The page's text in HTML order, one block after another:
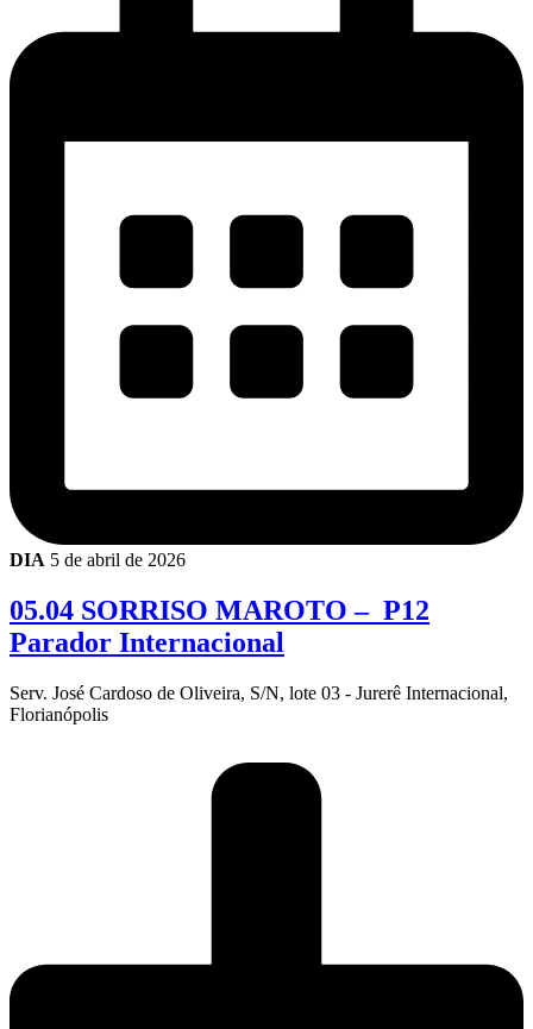
DIA 5 de abril de 2026
05.04 SORRISO MAROTO – P12
Parador Internacional
Serv. José Cardoso de Oliveira, S/N, lote 03 - Jurerê Internacional,
Florianópolis